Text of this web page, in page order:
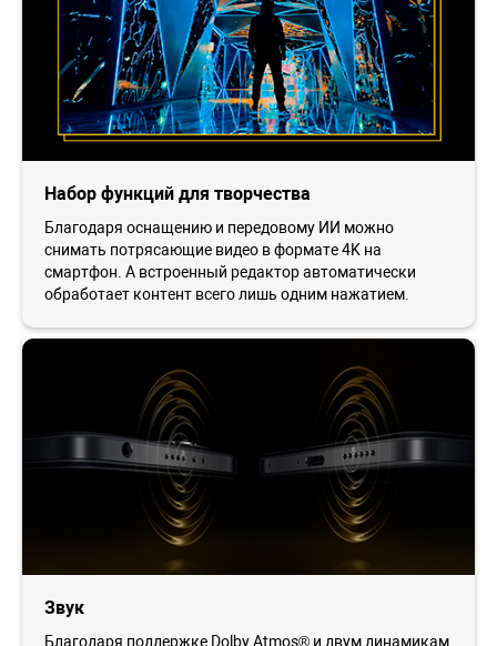
Набор функций для творчества
Благодаря оснащению и передовому ИИ можно
снимать потрясающие видео в формате 4K на
смартфон. А встроенный редактор автоматически
обработает контент всего лишь одним нажатием.
Звук
Благодаря поддержке Dolby Atmos® и двум динамикам